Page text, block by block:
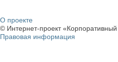
О проекте
© Интернет-проект
Правовая информация